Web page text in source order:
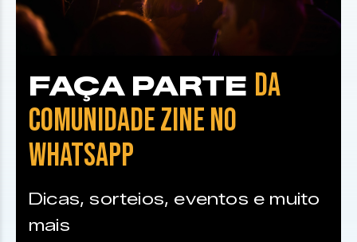
FAÇA PARTE DA
COMUNIDADE ZINE NO
WHATSAPP
Dicas, sorteios, eventos e muito
mais